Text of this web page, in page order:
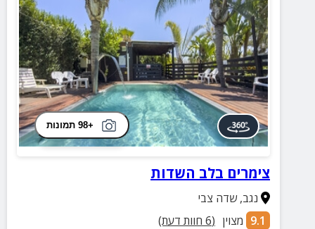
+98 תמונות
צימרים בלב השדות
נגב,שדה צבי
9.1 מצוין (
6 חוות דעת)